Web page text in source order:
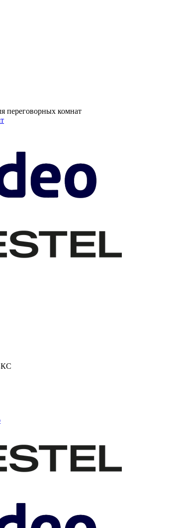
переговорных комнат